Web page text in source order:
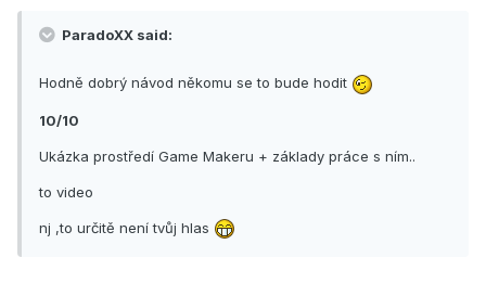
ParadoXX said:
Hodně dobrý návod někomu se to bude hodit
10/10
Ukázka prostředí Game Makeru + základy práce s ním..
to video
nj ,to určitě není tvůj hlas